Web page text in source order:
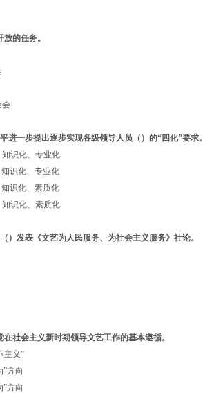
放的任务。
会
进一步提出逐步实现各级领导人员 （） 的“四化”要求。
识化、专业化
识化、专业化
识化、素质化
识化、素质化
（） 发表《文艺为人民服务、为社会主义服务》社论。
在社会主义新时期领导文艺工作的基本遵循。
主义”
”方向
”方向